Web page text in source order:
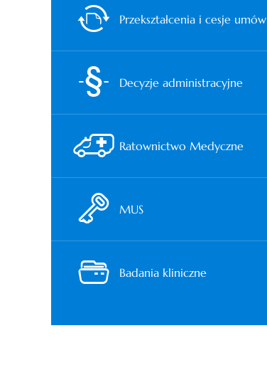
Przekształcenia i cesje umów
Decyzje administracyjne
Ratownictwo Medyczne
MUS
Badania kliniczne